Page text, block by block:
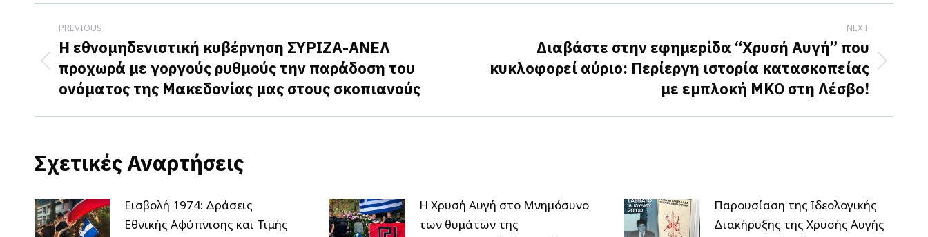
Post
navigation
PREVIOUS
Previous
post:
Η εθνομηδενιστική κυβέρνηση ΣΥΡΙΖΑ-ΑΝΕΛ
προχωρά με γοργούς ρυθμούς την παράδοση του
ονόματος της Μακεδονίας μας στους σκοπιανούς
NEXT
Next
Διαβάστε στην εφημερίδα “Χρυσή Αυγή” που
κυκλοφορεί αύριο: Περίεργη ιστορία κατασκοπείας
με εμπλοκή ΜΚΟ στη Λέσβο!
Σχετικές Αναρτήσεις
Εισβολή 1974: Δράσεις
Εθνικής Αφύπνισης και Τιμής
Η Χρυσή Αυγή στο Μνημόσυνο
των θυμάτων της
Παρουσίαση της Ιδεολογικής
Διακήρυξης της Χρυσής Αυγής